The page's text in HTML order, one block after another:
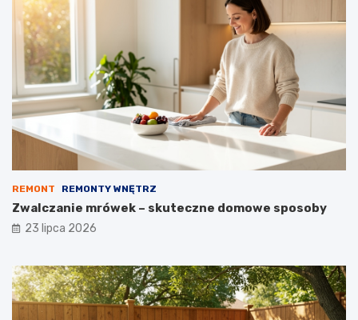
REMONT REMONTY WNĘTRZ
Zwalczanie mrówek – skuteczne domowe sposoby
23 lipca 2026